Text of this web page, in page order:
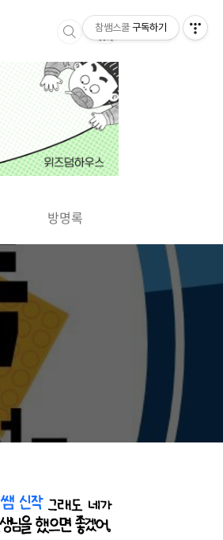
▶
방명록
참쌤스쿨 구독하기